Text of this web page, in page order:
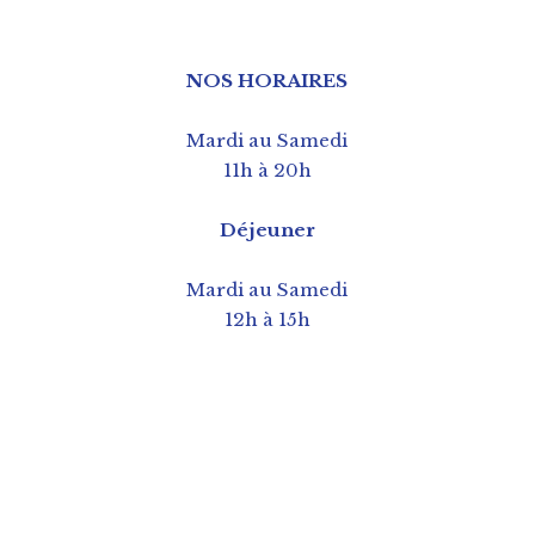
NOS HORAIRES
Mardi au Samedi
11h à 20h
Déjeuner
Mardi au Samedi
12h à 15h